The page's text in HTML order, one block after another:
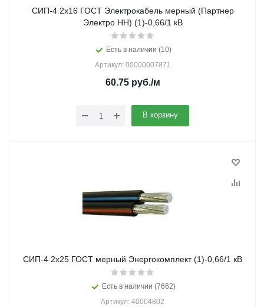
СИП-4 2х16 ГОСТ Электрокабель мерный (Партнер
Электро НН) (1)-0,66/1 кВ
Есть в наличии (10)
Артикул: 00000007871
60.75руб./м
В корзину
СИП-4 2х25 ГОСТ мерный Энергокомплект (1)-0,66/1 кВ
Есть в наличии (7662)
Артикул: 40004802